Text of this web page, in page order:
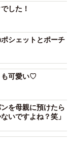
した！
シェットとポーチ
も可愛い♡
を母親に預けたら
いですよね？笑」